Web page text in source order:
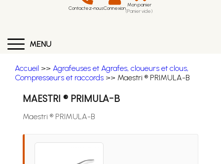
Contactez-nousConnexion Mon panier
(Panier vide)
MENU
Accueil >> Agrafeuses et Agrafes, cloueurs et clous,
Compresseurs et raccords >> Maestri ® PRIMULA-B
MAESTRI ® PRIMULA-B
Maestri ® PRIMULA-B